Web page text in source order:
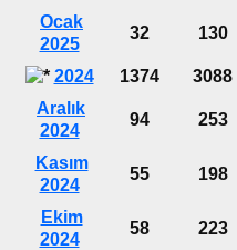
Ocak
2025
32 130
2024 1374 3088
Aralık
2024
94 253
Kasım
2024
55 198
Ekim
2024
58 223